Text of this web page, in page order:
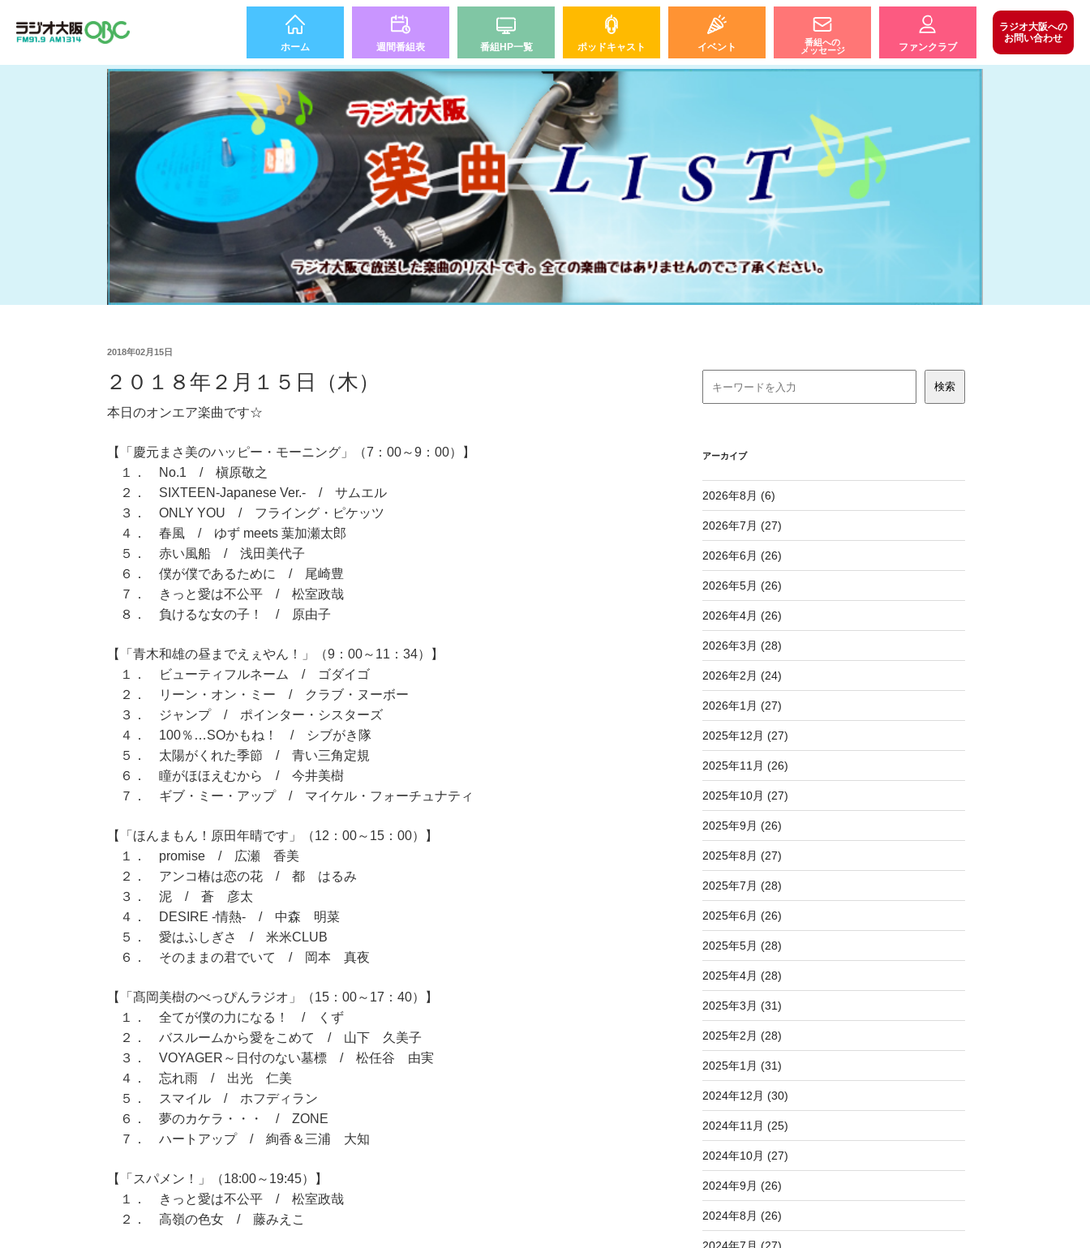
ホーム 週間番組表 番組HP一覧 ポッドキャスト イベント
番組への
メッセージ
ファンクラブ
ラジオ大阪への
お問い合わせ
2018年02月15日
２０１８年２月１５日（木）
本日のオンエア楽曲です☆
【「慶元まさ美のハッピー・モーニング」（7：00～9：00）】
１． No.1 / 槇原敬之
２． SIXTEEN-Japanese Ver.- / サムエル
３． ONLY YOU / フライング・ピケッツ
４． 春風 / ゆず meets 葉加瀬太郎
５． 赤い風船 / 浅田美代子
６． 僕が僕であるために / 尾崎豊
７． きっと愛は不公平 / 松室政哉
８． 負けるな女の子！ / 原由子
【「青木和雄の昼までえぇやん！」（9：00～11：34）】
１． ビューティフルネーム / ゴダイゴ
２． リーン・オン・ミー / クラブ・ヌーボー
３． ジャンプ / ポインター・シスターズ
４． 100％…SOかもね！ / シブがき隊
５． 太陽がくれた季節 / 青い三角定規
６． 瞳がほほえむから / 今井美樹
７． ギブ・ミー・アップ / マイケル・フォーチュナティ
【「ほんまもん！原田年晴です」（12：00～15：00）】
１． promise / 広瀬 香美
２． アンコ椿は恋の花 / 都 はるみ
３． 泥 / 蒼 彦太
４． DESIRE -情熱- / 中森 明菜
５． 愛はふしぎさ / 米米CLUB
６． そのままの君でいて / 岡本 真夜
【「髙岡美樹のべっぴんラジオ」（15：00～17：40）】
１． 全てが僕の力になる！ / くず
２． バスルームから愛をこめて / 山下 久美子
３． VOYAGER～日付のない墓標 / 松任谷 由実
４． 忘れ雨 / 出光 仁美
５． スマイル / ホフディラン
６． 夢のカケラ・・・ / ZONE
７． ハートアップ / 絢香＆三浦 大知
【「スパメン！」（18:00～19:45）】
１． きっと愛は不公平 / 松室政哉
２． 高嶺の色女 / 藤みえこ
アーカイブ
2026年8月 (6)
2026年7月 (27)
2026年6月 (26)
2026年5月 (26)
2026年4月 (26)
2026年3月 (28)
2026年2月 (24)
2026年1月 (27)
2025年12月 (27)
2025年11月 (26)
2025年10月 (27)
2025年9月 (26)
2025年8月 (27)
2025年7月 (28)
2025年6月 (26)
2025年5月 (28)
2025年4月 (28)
2025年3月 (31)
2025年2月 (28)
2025年1月 (31)
2024年12月 (30)
2024年11月 (25)
2024年10月 (27)
2024年9月 (26)
2024年8月 (26)
2024年7月 (27)